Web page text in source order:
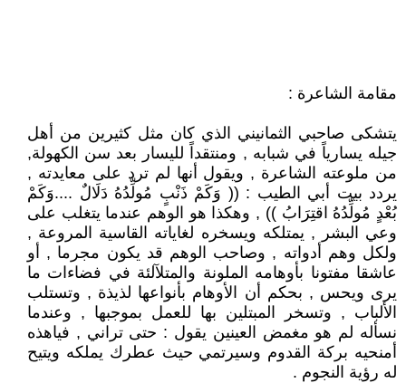
مقامة الشاعرة :
يتشكى صاحبي الثمانيني الذي كان مثل كثيرين من أهل
جيله يسارياً في شبابه , ومنتقداً لليسار بعد سن الكهولة,
من ملوعته الشاعرة , ويقول أنها لم ترد على معايدته ,
يردد بيت أبي الطيب : (( وَكَمْ ذَنْبٍ مُولِّدُهُ دَلَالٌ ....وَكَمْ
بُعْدٍ مُولِّدُهُ اقتِرَابُ )) , وهكذا هو الوهم عندما يتغلب على
وعي البشر , يمتلكه ويسخره لغاياته القاسية المروعة ,
ولكل وهم أدواته , وصاحب الوهم قد يكون مجرما , أو
عاشقا مفتونا بأوهامه الملونة والمتلآلئة في فضاءات ما
يرى ويحس , بحكم أن الأوهام بأنواعها لذيذة , وتستلب
الألباب , وتسخر المبتلين بها للعمل بموجبها , وعندما
نسأله لم هو مغمض العينين يقول : حتى تراني , فياهذه
أمنحيه بركة القدوم وسيرتمي حيث عطرك يملكه ويتيح
له رؤية النجوم .